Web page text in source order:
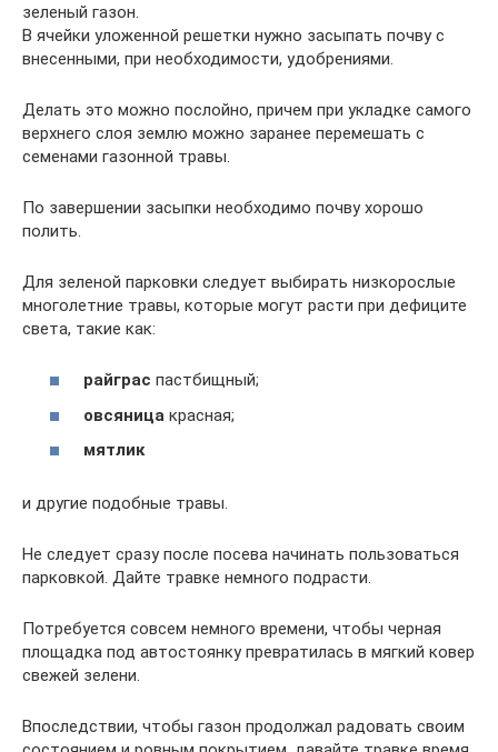
зеленый газон.
В ячейки уложенной решетки нужно засыпать почву с
внесенными, при необходимости, удобрениями.
Делать это можно послойно, причем при укладке самого
верхнего слоя землю можно заранее перемешать с
семенами газонной травы.
По завершении засыпки необходимо почву хорошо
полить.
Для зеленой парковки следует выбирать низкорослые
многолетние травы, которые могут расти при дефиците
света, такие как:
райграс пастбищный;
овсяница красная;
мятлик
и другие подобные травы.
Не следует сразу после посева начинать пользоваться
парковкой. Дайте травке немного подрасти.
Потребуется совсем немного времени, чтобы черная
площадка под автостоянку превратилась в мягкий ковер
свежей зелени.
Впоследствии, чтобы газон продолжал радовать своим